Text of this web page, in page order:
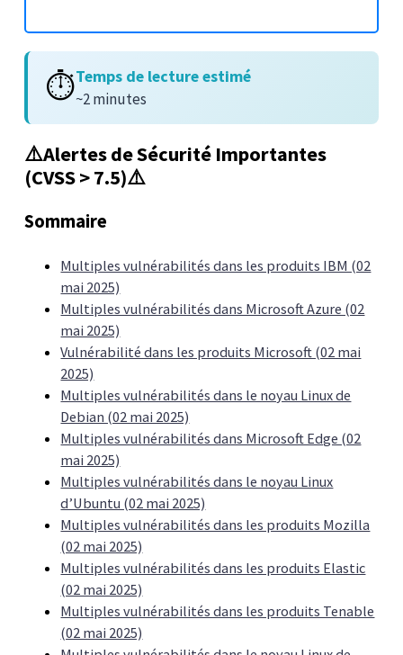
⏱️Temps de lecture estimé
~2 minutes
⚠️Alertes de Sécurité Importantes
(CVSS > 7.5)⚠️
Sommaire
Multiples vulnérabilités dans les produits IBM (02
mai 2025)
Multiples vulnérabilités dans Microsoft Azure (02
mai 2025)
Vulnérabilité dans les produits Microsoft (02 mai
2025)
Multiples vulnérabilités dans le noyau Linux de
Debian (02 mai 2025)
Multiples vulnérabilités dans Microsoft Edge (02
mai 2025)
Multiples vulnérabilités dans le noyau Linux
d’Ubuntu (02 mai 2025)
Multiples vulnérabilités dans les produits Mozilla
(02 mai 2025)
Multiples vulnérabilités dans les produits Elastic
(02 mai 2025)
Multiples vulnérabilités dans les produits Tenable
(02 mai 2025)